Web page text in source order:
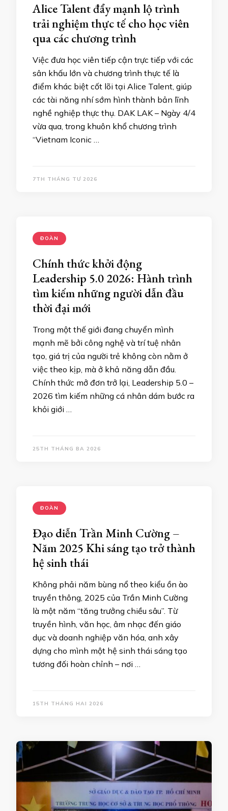
Alice Talent đẩy mạnh lộ trình
trải nghiệm thực tế cho học viên
qua các chương trình
​Việc đưa học viên tiếp cận trực tiếp với các
sân khấu lớn và chương trình thực tế là
điểm khác biệt cốt lõi tại Alice Talent, giúp
các tài năng nhí sớm hình thành bản lĩnh
nghề nghiệp thực thụ. ​DAK LAK – Ngày 4/4
vừa qua, trong khuôn khổ chương trình
“Vietnam Iconic …
7TH THÁNG TƯ 2026
ĐOÀN
Chính thức khởi động
Leadership 5.0 2026: Hành trình
tìm kiếm những người dẫn đầu
thời đại mới
Trong một thế giới đang chuyển mình
mạnh mẽ bởi công nghệ và trí tuệ nhân
tạo, giá trị của người trẻ không còn nằm ở
việc theo kịp, mà ở khả năng dẫn đầu.
Chính thức mở đơn trở lại, Leadership 5.0 –
2026 tìm kiếm những cá nhân dám bước ra
khỏi giới …
25TH THÁNG BA 2026
ĐOÀN
Đạo diễn Trần Minh Cường –
Năm 2025 Khi sáng tạo trở thành
hệ sinh thái
Không phải năm bùng nổ theo kiểu ồn ào
truyền thông, 2025 của Trần Minh Cường
là một năm “tăng trưởng chiều sâu”. Từ
truyền hình, văn học, âm nhạc đến giáo
dục và doanh nghiệp văn hóa, anh xây
dựng cho mình một hệ sinh thái sáng tạo
tương đối hoàn chỉnh – nơi …
15TH THÁNG HAI 2026